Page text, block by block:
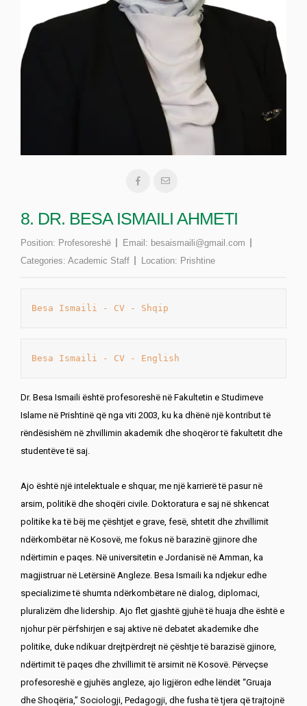
8. DR. BESA ISMAILI AHMETI
Position: Profesoreshë Email: besaismaili@gmail.com
Categories: Academic Staff Location: Prishtine
Besa Ismaili - CV - Shqip
Besa Ismaili - CV - English
Dr. Besa Ismaili është profesoreshë në Fakultetin e Studimeve
Islame në Prishtinë që nga viti 2003, ku ka dhënë një kontribut të
rëndësishëm në zhvillimin akademik dhe shoqëror të fakultetit dhe
studentëve të saj.
Ajo është një intelektuale e shquar, me një karrierë të pasur në
arsim, politikë dhe shoqëri civile. Doktoratura e saj në shkencat
politike ka të bëj me çështjet e grave, fesë, shtetit dhe zhvillimit
ndërkombëtar në Kosovë, me fokus në barazinë gjinore dhe
ndërtimin e paqes. Në universitetin e Jordanisë në Amman, ka
magjistruar në Letërsinë Angleze. Besa Ismaili ka ndjekur edhe
specializime të shumta ndërkombëtare në dialog, diplomaci,
pluralizëm dhe lidership. Ajo flet gjashtë gjuhë të huaja dhe është e
njohur për përfshirjen e saj aktive në debatet akademike dhe
politike, duke ndikuar drejtpërdrejt në çështje të barazisë gjinore,
ndërtimit të paqes dhe zhvillimit të arsimit në Kosovë. Përveçse
profesoreshë e gjuhës angleze, ajo ligjëron edhe lëndët “Gruaja
dhe Shoqëria,” Sociologji, Pedagogji, dhe fusha të tjera që trajtojnë